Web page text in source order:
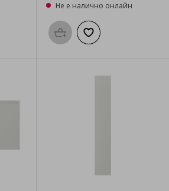
с любими
Не е налично онлайн
Προσθήκη στο καλάθι
Добави към